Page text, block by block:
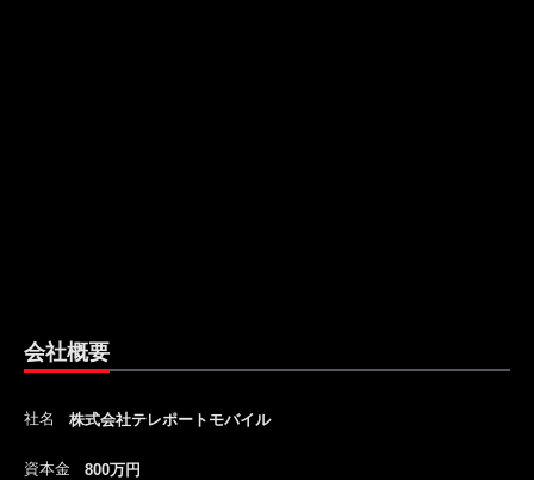
会社概要
社名 株式会社テレポートモバイル
資本金 800万円